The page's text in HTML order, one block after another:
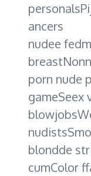
ancers
nudee
breastNonn
porn nude
gameSeex
blondde
cumColor